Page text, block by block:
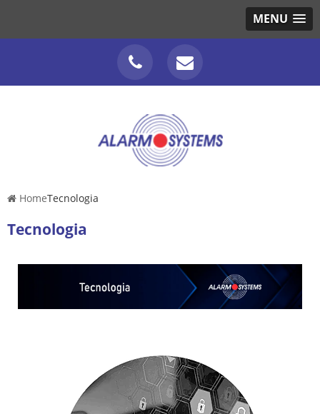
MENU
HomeTecnologia
Tecnologia